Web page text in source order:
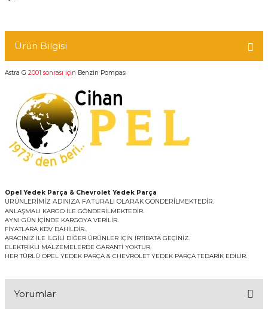
Ürün Bilgisi
Astra G 2001 sonrası için Benzin Pompası
Opel Yedek Parça & Chevrolet Yedek Parça
ÜRÜNLERİMİZ ADINIZA FATURALI OLARAK GÖNDERİLMEKTEDİR.
ANLAŞMALI KARGO İLE GÖNDERİLMEKTEDİR.
AYNI GÜN İÇİNDE KARGOYA VERİLİR.
FİYATLARA KDV DAHİLDİR..
ARACINIZ İLE İLGİLİ DİĞER ÜRÜNLER İÇİN İRTİBATA GEÇİNİZ.
ELEKTRİKLİ MALZEMELERDE GARANTİ YOKTUR.
HER TÜRLÜ OPEL YEDEK PARÇA & CHEVROLET YEDEK PARÇA TEDARİK EDİLİR.
Yorumlar